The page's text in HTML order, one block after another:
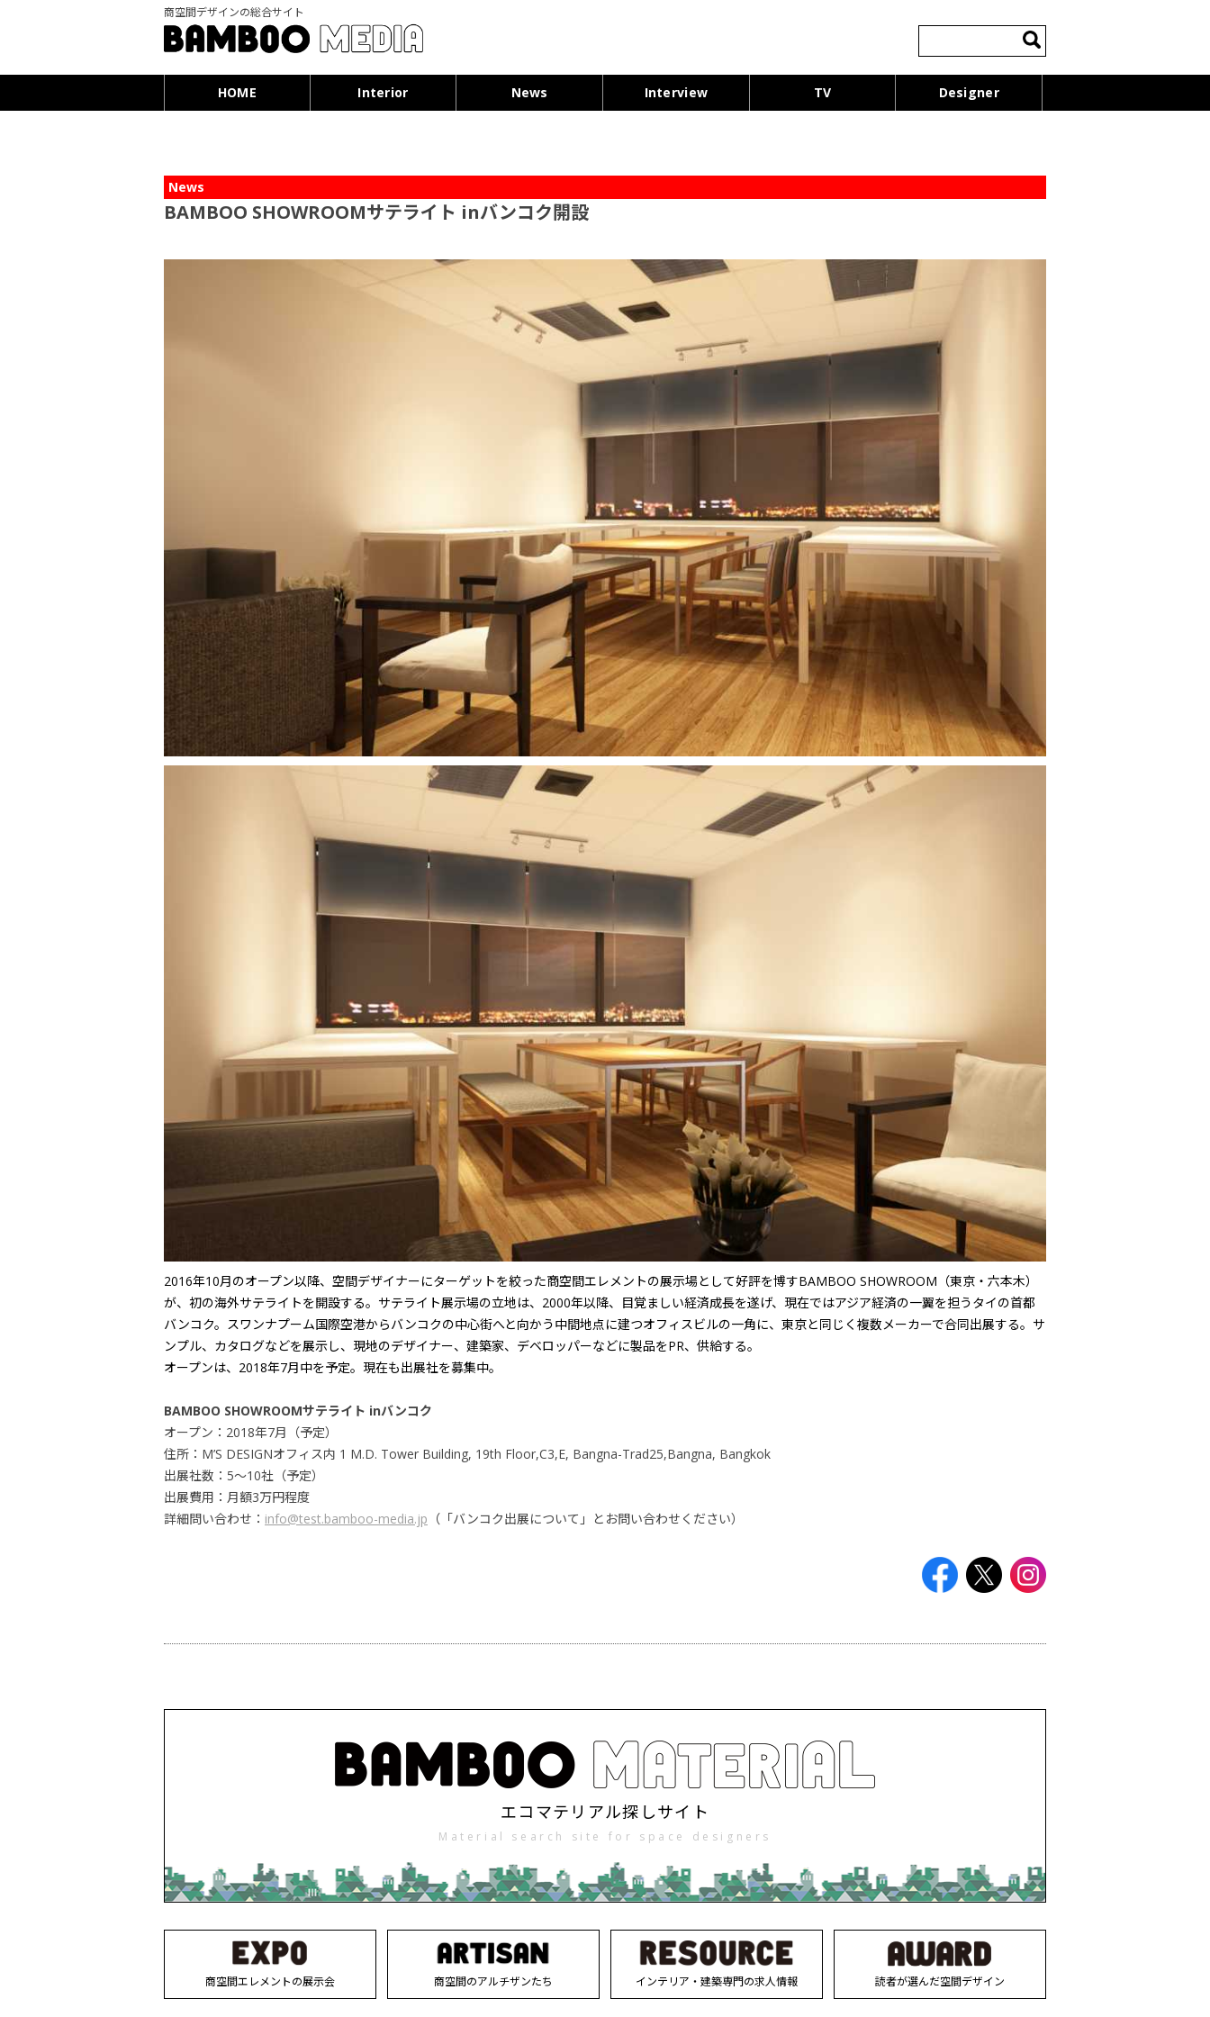
商空間デザインの総合サイト
索:
HOME Interior News Interview TV Designer
News
BAMBOO SHOWROOMサテライト inバンコク開設
2016年10月のオープン以降、空間デザイナーにターゲットを絞った商空間エレメントの展示場として好評を博すBAMBOO SHOWROOM（東京・六本木）
が、初の海外サテライトを開設する。サテライト展示場の立地は、2000年以降、目覚ましい経済成長を遂げ、現在ではアジア経済の一翼を担うタイの首都
バンコク。スワンナプーム国際空港からバンコクの中心街へと向かう中間地点に建つオフィスビルの一角に、東京と同じく複数メーカーで合同出展する。サ
ンプル、カタログなどを展示し、現地のデザイナー、建築家、デベロッパーなどに製品をPR、供給する。
オープンは、2018年7月中を予定。現在も出展社を募集中。
BAMBOO SHOWROOMサテライト inバンコク
オープン：2018年7月（予定）
住所：M’S DESIGNオフィス内 1 M.D. Tower Building, 19th Floor,C3,E, Bangna-Trad25,Bangna, Bangkok
出展社数：5〜10社（予定）
出展費用：月額3万円程度
詳細問い合わせ： info@test.bamboo-media.jp （「バンコク出展について」とお問い合わせください）
エコマテリアル探しサイト
Material search site for space designers
商空間エレメントの展示会 商空間のアルチザンたち インテリア・建築専門の求人情報 読者が選んだ空間デザイン